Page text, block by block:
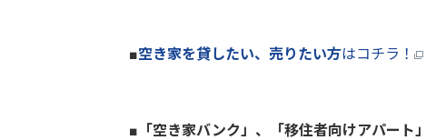
■空き家を貸したい、売りたい方はコチラ！
■「空き家バンク」、「移住者向けアパート